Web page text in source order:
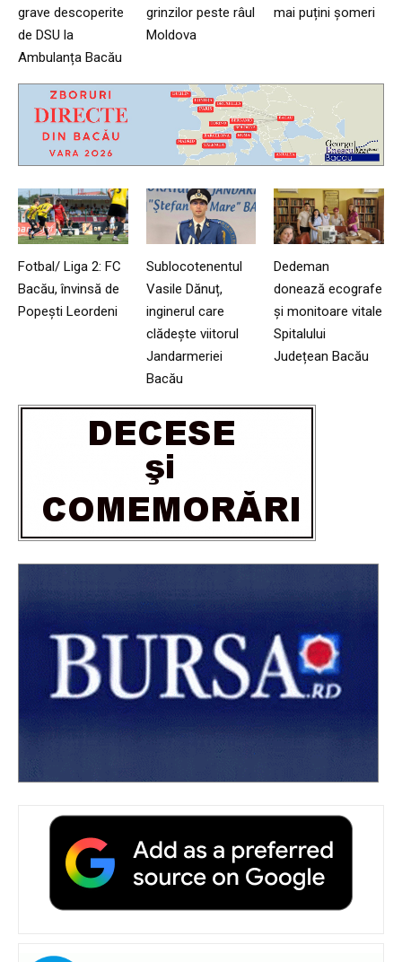
grave descoperite
de DSU la
Ambulanța Bacău
grinzilor peste râul
Moldova
mai puțini șomeri
Fotbal/ Liga 2: FC
Bacău, învinsă de
Popești Leordeni
Sublocotenentul
Vasile Dănuț,
inginerul care
clădește viitorul
Jandarmeriei
Bacău
Dedeman
donează ecografe
și monitoare vitale
Spitalului
Județean Bacău